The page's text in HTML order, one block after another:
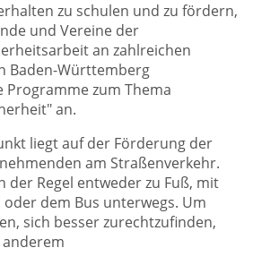
zu schulen und zu fördern,
und Vereine der
an zahlreichen
Baden-Württemberg
Programme zum Thema
an.
liegt auf der Förderung der
am Straßenverkehr.
der Regel entweder zu Fuß, mit
dem Bus unterwegs. Um
sich besser zurechtzufinden,